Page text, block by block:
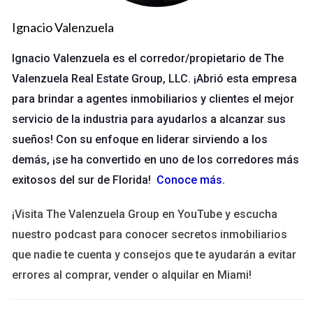
Los problemas estructurales son quizás los más
preocupantes para cualquier comprador. Estos pueden incluir
grietas en las paredes, cimientos inestables o techos
menos, que busques reparaciones significativas antes de
Problemas Sanitarios
considerar. Esto incluye sistemas de plomería defectuosos,
fugas o incluso moho. Un sistema sanitario en mal estado no
Ignacio Valenzuela
Ignacio Valenzuela es el corredor/propietario de The
Valenzuela Real Estate Group, LLC. ¡Abrió esta empresa
para brindar a agentes inmobiliarios y clientes el mejor
servicio de la industria para ayudarlos a alcanzar sus
sueños! Con su enfoque en liderar sirviendo a los
demás, ¡se ha convertido en uno de los corredores más
exitosos del sur de Florida! Conoce más.
¡Visita The Valenzuela Group en YouTube y escucha
nuestro podcast para conocer secretos inmobiliarios
que nadie te cuenta y consejos que te ayudarán a evitar
errores al comprar, vender o alquilar en Miami!